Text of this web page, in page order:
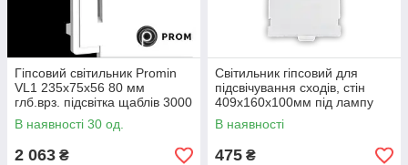
Гіпсовий світильник Promin
VL1 235x75x56 80 мм
глб.врз. підсвітка щаблів 3000
К
В наявності 30 од.
2 063 ₴
Світильник гіпсовий для
підсвічування сходів, стін
409х160х100мм під лампу
MR16, білий 0811-LG
В наявності
475 ₴